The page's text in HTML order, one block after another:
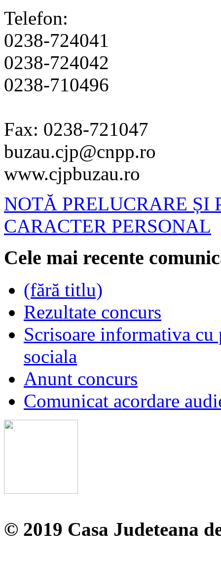
Telefon:
0238-724041
0238-724042
0238-710496
Fax: 0238-721047
buzau.cjp@cnpp.ro
www.cjpbuzau.ro
NOTĂ PRELUCRARE ȘI
CARACTER PERSONAL
Cele mai recente
(fără titlu)
Rezultate concurs
Scrisoare informativa
sociala
Anunt concurs
Comunicat acordare
© 2019 Casa Judeteana